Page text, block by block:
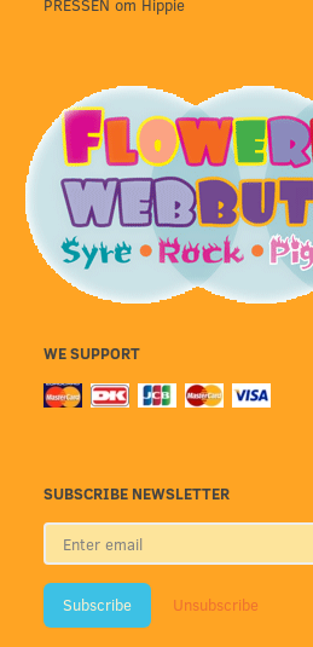
PRESSEN om Hippie
WE SUPPORT
SUBSCRIBE NEWSLETTER
Enter
email
Subscribe Unsubscribe